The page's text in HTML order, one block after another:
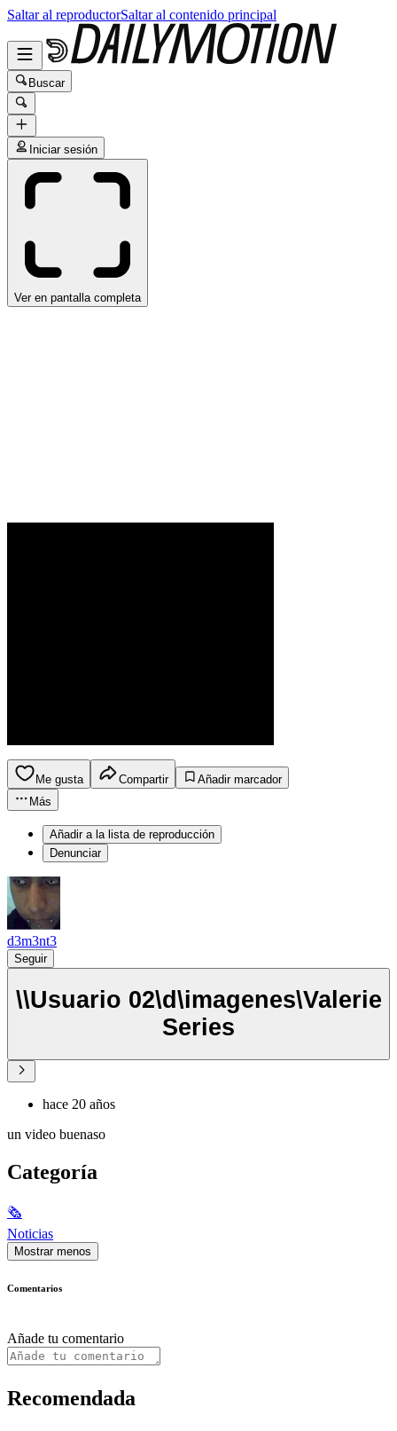
Saltar al reproductorSaltar al contenido principal
Buscar
Iniciar sesión
Ver en pantalla completa
Me gusta Compartir
Añadir marcador
Más
Añadir a la lista de reproducción
Denunciar
d3m3nt3
Seguir
\\Usuario 02\d\imagenes\Valerie
Series
hace 20 años
un video buenaso
Categoría
🗞
Noticias
Mostrar menos
Comentarios
Añade tu comentario
Recomendada